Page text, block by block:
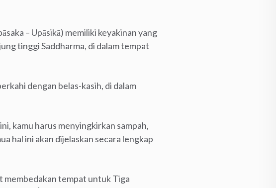
– Upāsikā) memiliki keyakinan yang
tinggi Saddharma, di dalam tempat
dengan belas-kasih, di dalam
kamu harus menyingkirkan sampah,
hal ini akan dijelaskan secara lengkap
membedakan tempat untuk Tiga